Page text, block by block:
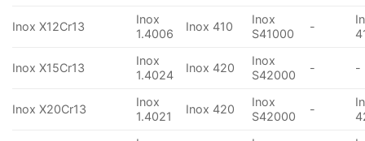
Inox X12Cr13
Inox
1.4006
Inox 410
Inox
S41000
-
Inox X15Cr13
Inox
1.4024
Inox 420
Inox
S42000
- -
Inox X20Cr13
Inox
1.4021
Inox 420
Inox
S42000
-